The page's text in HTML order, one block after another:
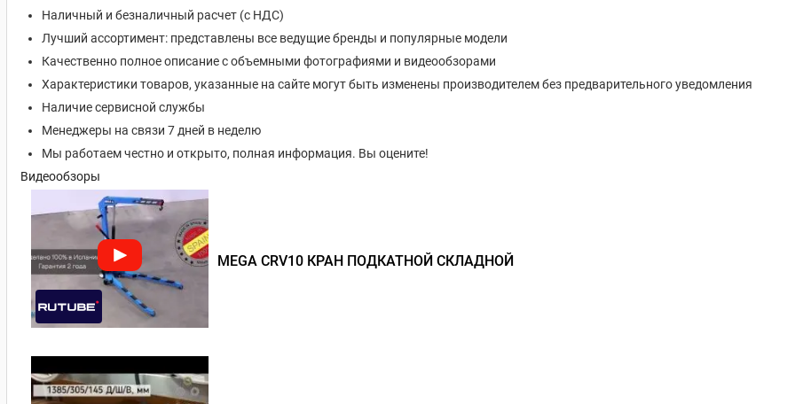
Наличный и безналичный расчет (с НДС)
Лучший ассортимент: представлены все ведущие бренды и популярные модели
Качественно полное описание с объемными фотографиями и видеообзорами
Характеристики товаров, указанные на сайте могут быть изменены производителем без предварительного уведомления
Наличие сервисной службы
Менеджеры на связи 7 дней в неделю
Мы работаем честно и открыто, полная информация. Вы оцените!
Видеообзоры
MEGA CRV10 КРАН ПОДКАТНОЙ СКЛАДНОЙ